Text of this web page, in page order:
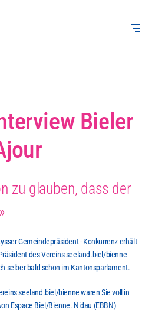
Bieler
zu glauben, dass der
Gemeindepräsident - Konkurrenz erhält
des Vereins seeland.biel/bienne
selber bald schon im Kantonsparlament.
seeland.biel/bienne waren Sie voll in
Espace Biel/Bienne. Nidau (EBBN)